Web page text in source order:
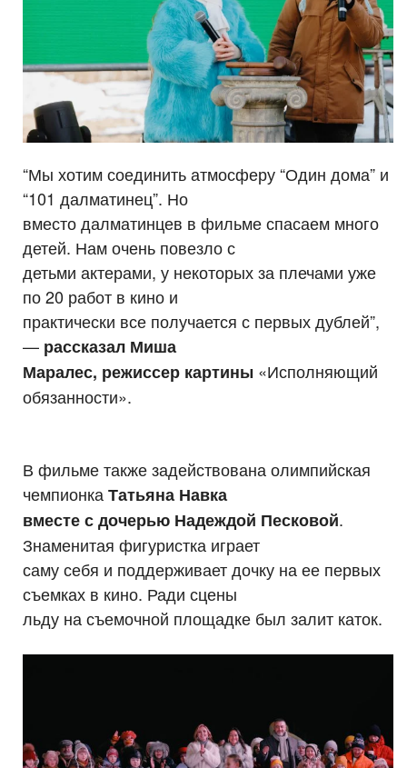
“Мы хотим соединить атмосферу “Один дома” и
“101 далматинец”. Но
вместо далматинцев в фильме спасаем много
детей. Нам очень повезло с
детьми актерами, у некоторых за плечами уже
по 20 работ в кино и
практически все получается с первых дублей”,
— рассказал Миша
Маралес, режиссер картины «Исполняющий
обязанности».
В фильме также задействована олимпийская
чемпионка Татьяна Навка
вместе с дочерью Надеждой Песковой.
Знаменитая фигуристка играет
саму себя и поддерживает дочку на ее первых
съемках в кино. Ради сцены
льду на съемочной площадке был залит каток.